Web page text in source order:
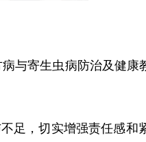
与寄生虫病防治及健康
，切实增强责任感和